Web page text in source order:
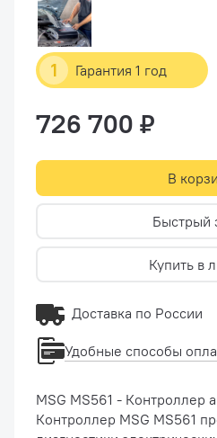
1 Гарантия 1 год
MSG MS561 - Контроллер
Контроллер MSG MS561
726 700 ₽
В
Быстрый
Купить в
Доставка по России
Удобные способы